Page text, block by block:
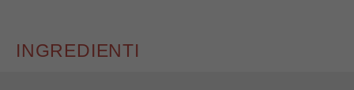
INGREDIENTI